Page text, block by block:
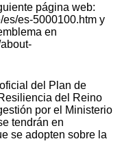
página web:
es-5000100.htm y
en
del Plan de
del Reino
por el Ministerio
tendrán en
se adopten sobre la